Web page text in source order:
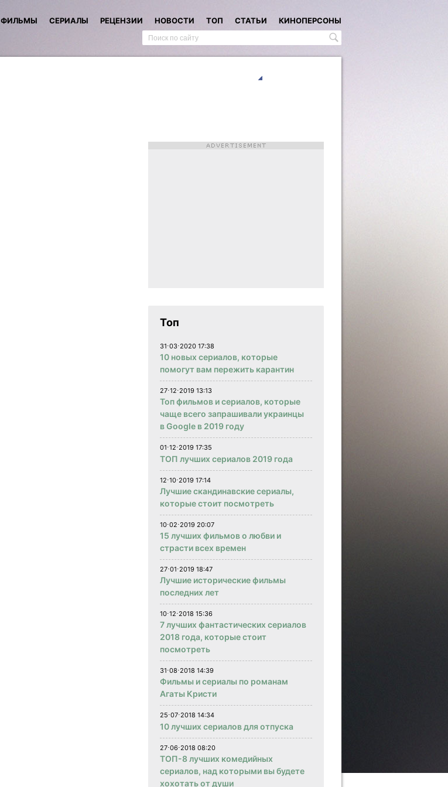
ФИЛЬМЫ СЕРИАЛЫ РЕЦЕНЗИИ НОВОСТИ ТОП СТАТЬИ КИНОПЕРСОНЫ
Топ
31⋅03⋅2020 17:38
10 новых сериалов, которые
помогут вам пережить карантин
27⋅12⋅2019 13:13
Топ фильмов и сериалов, которые
чаще всего запрашивали украинцы
в Google в 2019 году
01⋅12⋅2019 17:35
ТОП лучших сериалов 2019 года
12⋅10⋅2019 17:14
Лучшие скандинавские сериалы,
которые стоит посмотреть
10⋅02⋅2019 20:07
15 лучших фильмов о любви и
страсти всех времен
27⋅01⋅2019 18:47
Лучшие исторические фильмы
последних лет
10⋅12⋅2018 15:36
7 лучших фантастических сериалов
2018 года, которые стоит
посмотреть
31⋅08⋅2018 14:39
Фильмы и сериалы по романам
Агаты Кристи
25⋅07⋅2018 14:34
10 лучших сериалов для отпуска
27⋅06⋅2018 08:20
ТОП-8 лучших комедийных
сериалов, над которыми вы будете
хохотать от души